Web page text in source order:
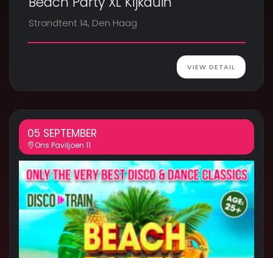
Strandtent 14, Den Haag
VIEW DETAIL
05 SEPTEMBER
Ons Paviljoen 11